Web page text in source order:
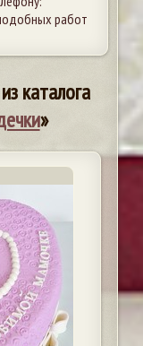
работ
каталога
»